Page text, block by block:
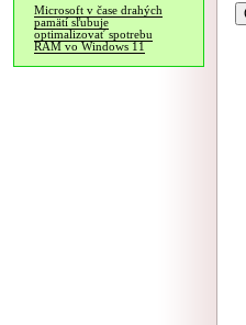
Microsoft v čase drahých
pamätí sľubuje
optimalizovať spotrebu
RAM vo Windows 11